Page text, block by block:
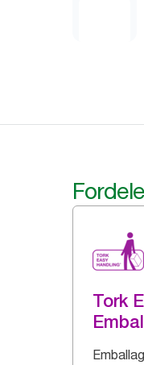
Fordele
Tork